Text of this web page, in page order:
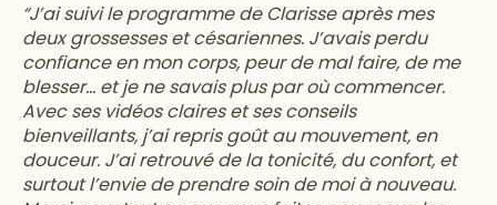
“J’ai suivi le programme de Clarisse après mes
deux grossesses et césariennes. J’avais perdu
confiance en mon corps, peur de mal faire, de me
blesser… et je ne savais plus par où commencer.
Avec ses vidéos claires et ses conseils
bienveillants, j’ai repris goût au mouvement, en
douceur. J’ai retrouvé de la tonicité, du confort, et
surtout l’envie de prendre soin de moi à nouveau.